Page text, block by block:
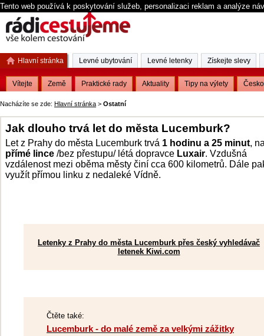
Tento web používá k poskytování služeb, personalizaci reklam a analýze
Nacházíte se zde: Hlavní stránka > Ostatní
Jak dlouho trvá let do města Lucemburk?
Let z Prahy do města Lucemburk trvá 1 hodinu a 25 minut,
přímé lince /bez přestupu/ létá dopravce Luxair. Vzdušná
vzdálenost mezi oběma městy činí cca 600 kilometrů. Dále
využít přímou linku z nedaleké Vídně.
Letenky z Prahy do města Lucemburk přes český vyhledávač
letenek Kiwi.com
Čtěte také:
Lucemburk - do malé země za velkými zážitky
Hlavní stránka
Vítejte Země Praktické rady Aktuality Tipy na výlety Česko
Levné ubytování Levné letenky Získejte slevy